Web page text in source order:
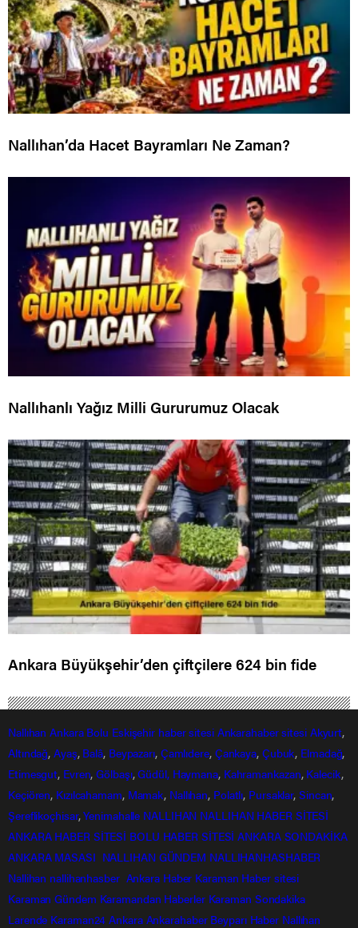
Nallıhan’da Hacet Bayramları Ne Zaman?
Nallıhanlı Yağız Milli Gururumuz Olacak
Ankara Büyükşehir’den çiftçilere 624 bin fide
Nallıhan Ankara Bolu Eskişehir haber sitesi Ankarahabersitesi Akyurt,
Altındağ,Ayaş, Balâ, Beypazarı, Çamlıdere, Çankaya, Çubuk, Elmadağ,
Etimesgut, Evren,Gölbaşı,Güdül, Haymana, Kahramankazan, Kalecik,
Keçiören, Kızılcahamam, Mamak, Nallıhan, Polatlı, Pursaklar,Sincan,
Şereflikoçhisar,Yenimahalle NALLIHAN NALLIHAN HABER SİTESİ
ANKARA HABER SİTESİ BOLU HABER SİTESİ ANKARA SONDAKİKA
ANKARA MASASI NALLIHAN GÜNDEM NALLIHANHASHABER
Nallihan nallihanhasber Ankara Haber Karaman Haber sitesi
Karaman Gündem Karamandan Haberler Karaman Sondakika
Larende Karaman24 Ankara Ankarahaber Beyparı Haber Nallıhan